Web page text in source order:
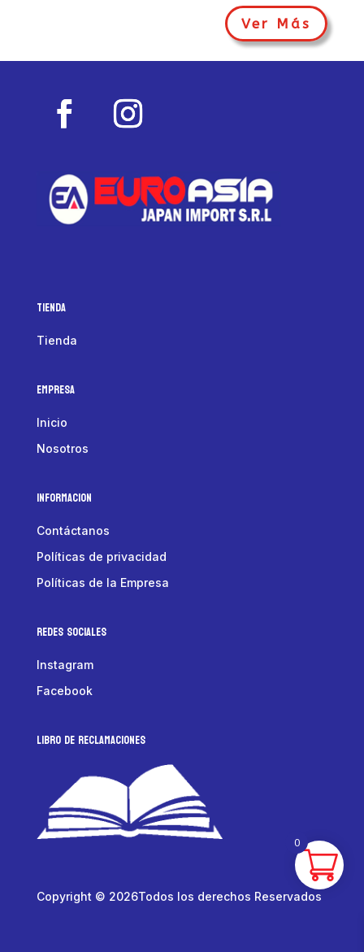
Ver Más
Tienda
Tienda
Empresa
Inicio
Nosotros
Informacion
Contáctanos
Políticas de privacidad
Políticas de la Empresa
Redes Sociales
Instagram
Facebook
LIBRO DE RECLAMACIONES
Copyright © 2026Todos los derechos Reservados
0